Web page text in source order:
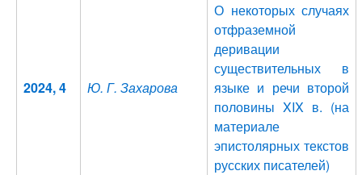
2024, 4 Ю. Г. Захарова
О некоторых случаях
отфраземной
деривации
существительных в
языке и речи второй
половины XIX в. (на
материале
эпистолярных текстов
русских писателей)